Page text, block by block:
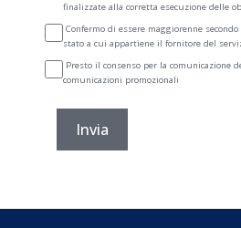
finalizzate alla corretta esecuzione delle
Confermo di essere maggiorenne
stato a cui appartiene il fornitore del
Presto il consenso per la comunicazione
comunicazioni promozionali
Invia